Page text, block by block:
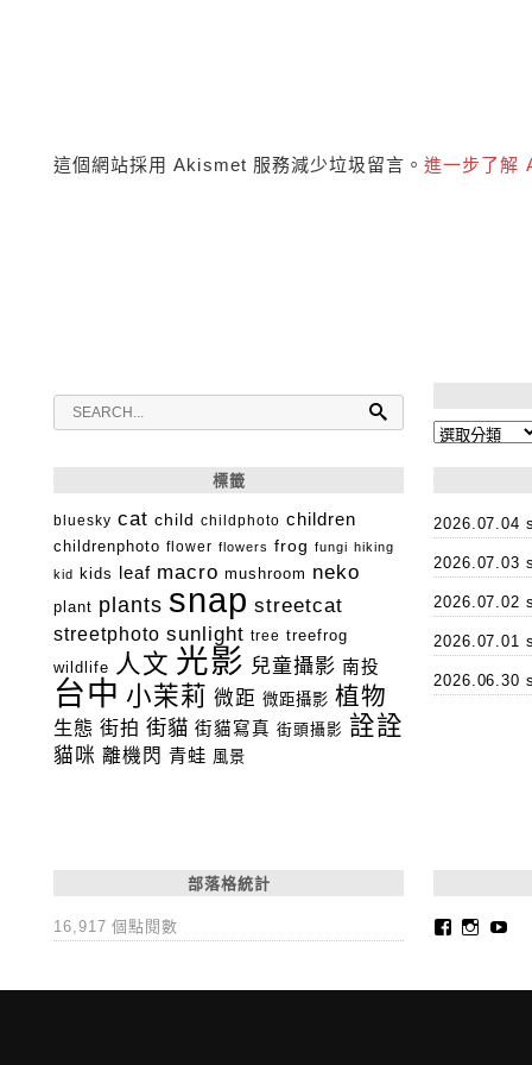
這個網站採用 Akismet 服務減少垃圾留言。進一步了解
分
標籤
bluesky cat child childphoto children
childrenphoto flower flowers frog fungi hiking
kid kids leaf macro mushroom neko
plant plants snap streetcat
streetphoto sunlight tree treefrog
wildlife 人文 光影 兒童攝影 南投
台中 小茉莉 微距 微距攝影 植物
生態 街拍 街貓 街貓寫真 街頭攝影 詮詮
貓咪 離機閃 青蛙 風景
2026.07.04
2026.07.03
2026.07.02
2026.07.01
2026.06.30
部落格統計
16,917 個點閱數